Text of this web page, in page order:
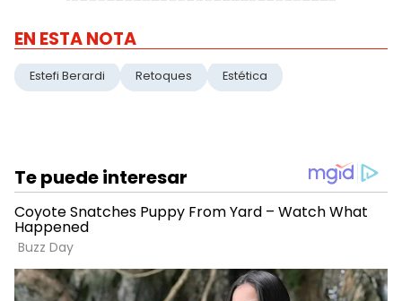
EN ESTA NOTA
Estefi Berardi Retoques Estética